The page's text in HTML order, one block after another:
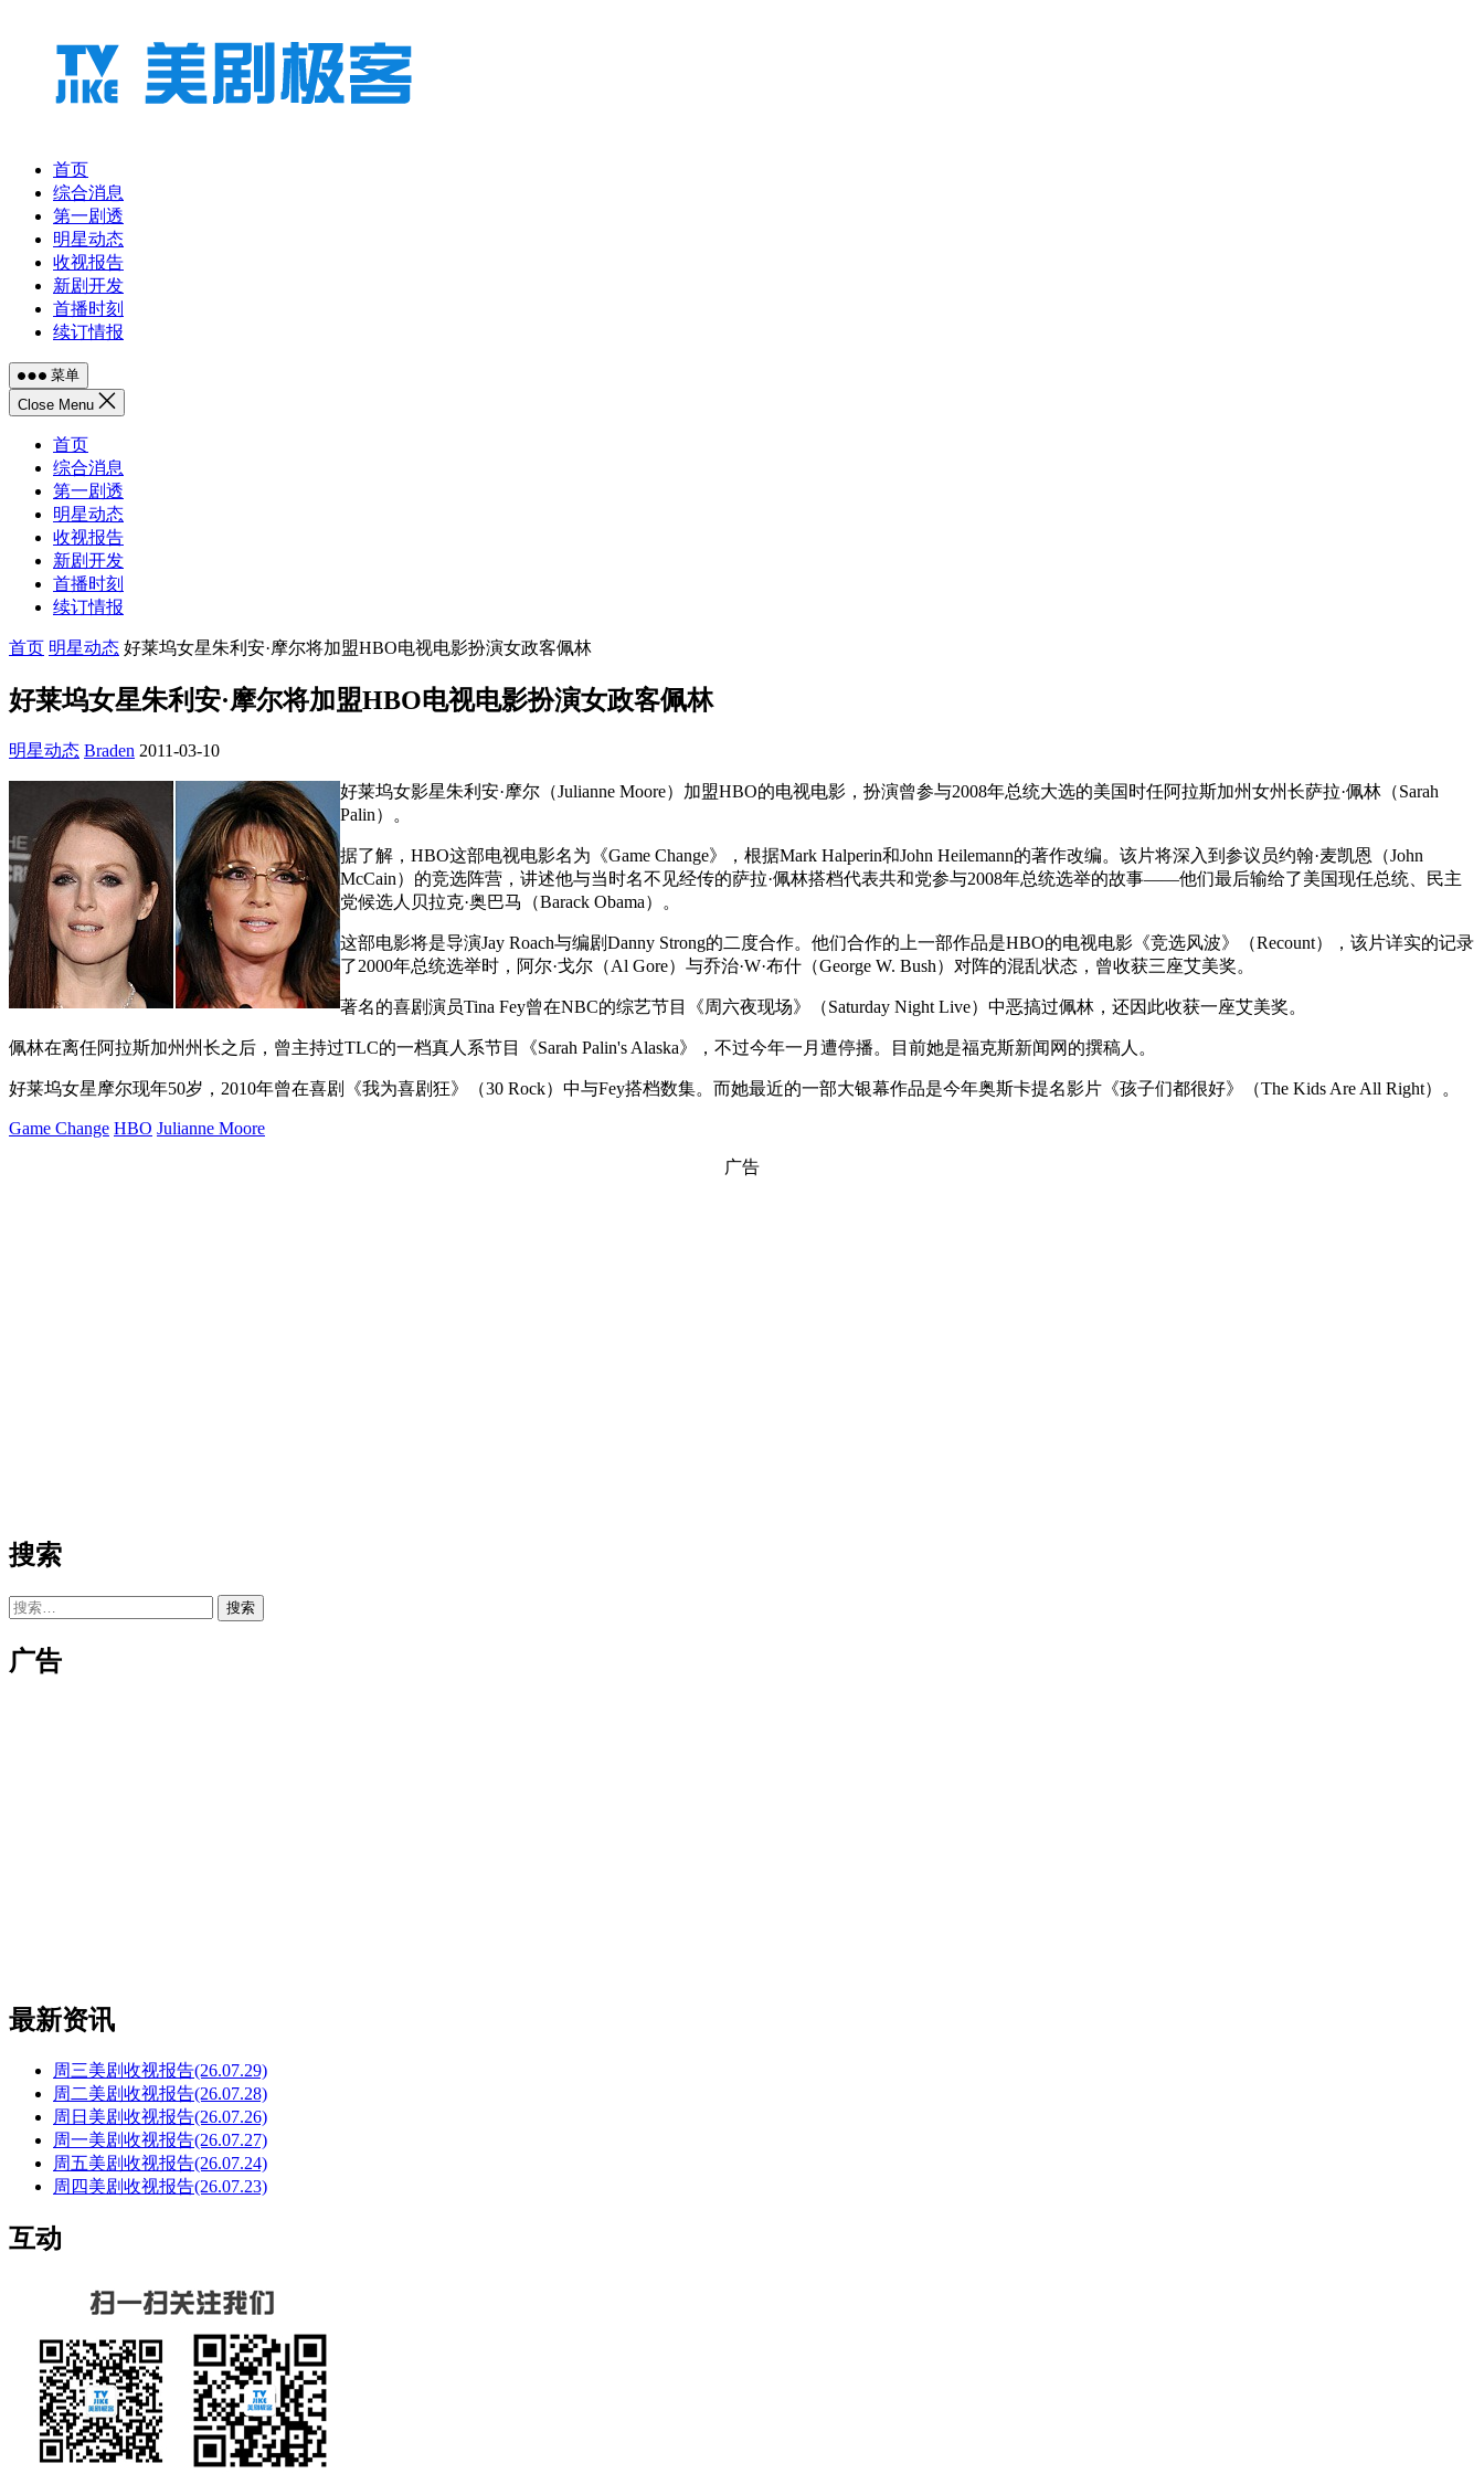
首页
综合消息
第一剧透
明星动态
收视报告
新剧开发
首播时刻
续订情报
菜单
Close Menu
首页
综合消息
第一剧透
明星动态
收视报告
新剧开发
首播时刻
续订情报
首页 明星动态 好莱坞女星朱利安·摩尔将加盟HBO电视电影扮演女政客佩林
好莱坞女星朱利安·摩尔将加盟HBO电视电影扮演女政客佩林
明星动态 Braden 2011-03-10
好莱坞女影星朱利安·摩尔（Julianne Moore）加盟HBO的电视电影，扮演曾参与2008年总统大选的美国时任阿拉斯加州女州长萨拉·佩林（Sarah
Palin）。
据了解，HBO这部电视电影名为《Game Change》，根据Mark Halperin和John Heilemann的著作改编。该片将深入到参议员约翰·麦凯恩（John
McCain）的竞选阵营，讲述他与当时名不见经传的萨拉·佩林搭档代表共和党参与2008年总统选举的故事——他们最后输给了美国现任总统、民主
党候选人贝拉克·奥巴马（Barack Obama）。
这部电影将是导演Jay Roach与编剧Danny Strong的二度合作。他们合作的上一部作品是HBO的电视电影《竞选风波》（Recount），该片详实的记录
了2000年总统选举时，阿尔·戈尔（Al Gore）与乔治·W·布什（George W. Bush）对阵的混乱状态，曾收获三座艾美奖。
著名的喜剧演员Tina Fey曾在NBC的综艺节目《周六夜现场》（Saturday Night Live）中恶搞过佩林，还因此收获一座艾美奖。
佩林在离任阿拉斯加州州长之后，曾主持过TLC的一档真人系节目《Sarah Palin's Alaska》，不过今年一月遭停播。目前她是福克斯新闻网的撰稿人。
好莱坞女星摩尔现年50岁，2010年曾在喜剧《我为喜剧狂》（30 Rock）中与Fey搭档数集。而她最近的一部大银幕作品是今年奥斯卡提名影片《孩子们都很好》（The Kids Are All Right）。
Game Change HBO Julianne Moore
广告
搜索
搜
广告
最新资讯
周三美剧收视报告(26.07.29)
周二美剧收视报告(26.07.28)
周日美剧收视报告(26.07.26)
周一美剧收视报告(26.07.27)
周五美剧收视报告(26.07.24)
周四美剧收视报告(26.07.23)
互动